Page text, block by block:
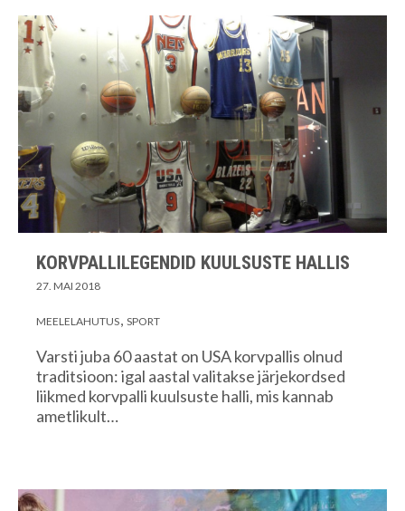
KORVPALLILEGENDID KUULSUSTE HALLIS
27. MAI 2018
MEELELAHUTUS SPORT
Varsti juba 60 aastat on USA korvpallis olnud
traditsioon: igal aastal valitakse järjekordsed
liikmed korvpalli kuulsuste halli, mis kannab
ametlikult…